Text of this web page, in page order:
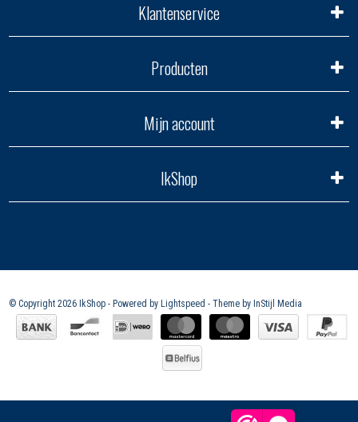
Klantenservice
Producten
Mijn account
IkShop
© Copyright 2026 IkShop - Powered by Lightspeed - Theme by InStijl Media